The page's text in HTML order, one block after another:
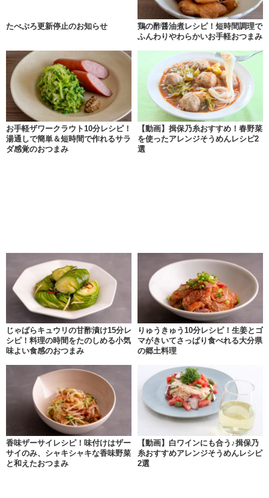
たべぷろ更新停止のお知らせ
鶏の酢醤油煮レシピ！短時間調理で
ふんわりやわらかいお手軽おつまみ
お手軽ザワークラウト10分レシピ！
湯通しで簡単＆短時間で作れるサラ
ダ感覚のおつまみ
【動画】揖保乃糸おすすめ！春野菜
を使ったアレンジそうめんレシピ2
選
じゃばらキュウリの甘酢漬け15分レ
シピ！料理の時間をたのしめる小気
味よい食感のおつまみ
りゅうきゅう10分レシピ！生姜とゴ
マがきいてさっぱり食べれる大分県
の郷土料理
香味ザーサイレシピ！味付けはザー
サイのみ、シャキシャキな香味野菜
と和えたおつまみ
【動画】白ワインにも合う♪揖保乃
糸おすすめアレンジそうめんレシピ
2選